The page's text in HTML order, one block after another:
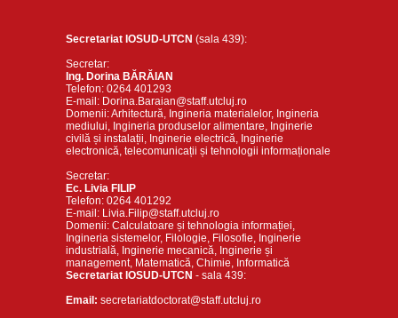
Secretariat IOSUD-UTCN (sala 439):
Secretar:
Ing. Dorina BĂRĂIAN
Telefon: 0264 401293
E-mail: Dorina.Baraian@staff.utcluj.ro
Domenii: Arhitectură, Ingineria materialelor, Ingineria
mediului, Ingineria produselor alimentare, Inginerie
civilă și instalații, Inginerie electrică, Inginerie
electronică, telecomunicații și tehnologii informaționale
Secretar:
Ec. Livia FILIP
Telefon: 0264 401292
E-mail: Livia.Filip@staff.utcluj.ro
Domenii: Calculatoare și tehnologia informației,
Ingineria sistemelor, Filologie, Filosofie, Inginerie
industrială, Inginerie mecanică, Inginerie și
management, Matematică, Chimie, Informatică
Secretariat IOSUD-UTCN - sala 439:
Email: secretariatdoctorat@staff.utcluj.ro